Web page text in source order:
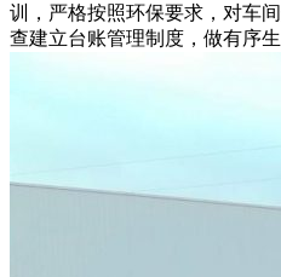
训，严格按照环保要求，对车
查建立台账管理制度，做有序生